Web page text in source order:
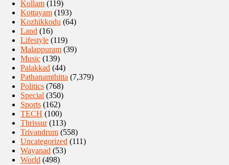
Kollam (119)
Kottayam (193)
Kozhikkodu (64)
Land (16)
Lifestyle (119)
Malappuram (39)
Music (139)
Palakkad (44)
Pathanamthitta (7,379)
Politics (768)
Special (350)
Sports (162)
TECH (100)
Thrissur(113)
Trivandrum (558)
Uncategorized (111)
Wayanad (53)
World (498)